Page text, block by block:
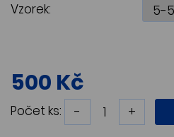
Vzorek:
500 Kč
Počet ks: - +